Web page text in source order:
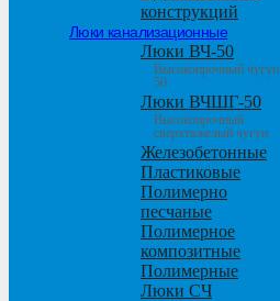
конструкций
Люки канализационные
Люки ВЧ-50
Высокопрочный чугун
50
Люки ВЧШГ-50
Высокопрочный
сверхтяжелый чугун
Железобетонные
Пластиковые
Полимерно
песчаные
Полимерное
композитные
Полимерные
Люки СЧ